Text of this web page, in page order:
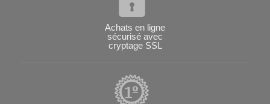
Achats en ligne
sécurisé avec
cryptage SSL